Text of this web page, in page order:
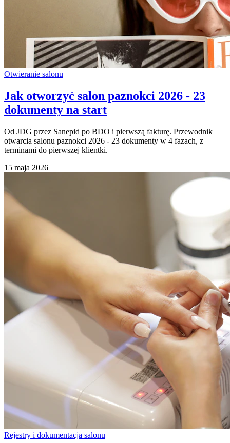
Otwieranie salonu
Jak otworzyć salon paznokci 2026 - 23
dokumenty na start
Od JDG przez Sanepid po BDO i pierwszą fakturę. Przewodnik
otwarcia salonu paznokci 2026 - 23 dokumenty w 4 fazach, z
terminami do pierwszej klientki.
15 maja 2026
Rejestry i dokumentacja salonu